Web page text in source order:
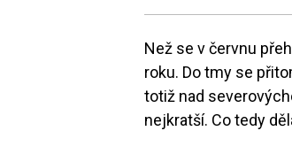
Než se v červnu
roku. Do tmy se
totiž nad
nejkratší. Co tedy